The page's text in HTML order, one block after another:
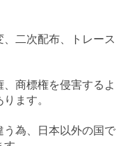
、二次配布、トレース
、商標権を侵害するよ
ます。
う為、日本以外の国で